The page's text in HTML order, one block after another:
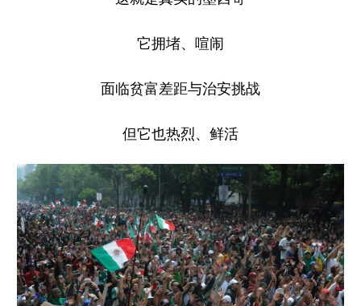
它拥堵、喧闹
面临贫富差距与治安挑战
但它也热烈、鲜活